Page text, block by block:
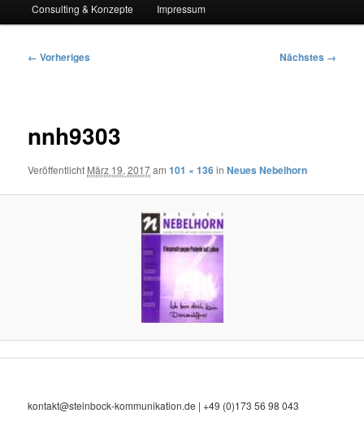
Consulting & Konzepte Impressum
Bilder-
← Vorheriges Nächstes →
nnh9303
Veröffentlicht März 19, 2017am101 × 136inNeues Nebelhorn
kontakt@steinbock-kommunikation.de | +49 (0)173 56 98 043